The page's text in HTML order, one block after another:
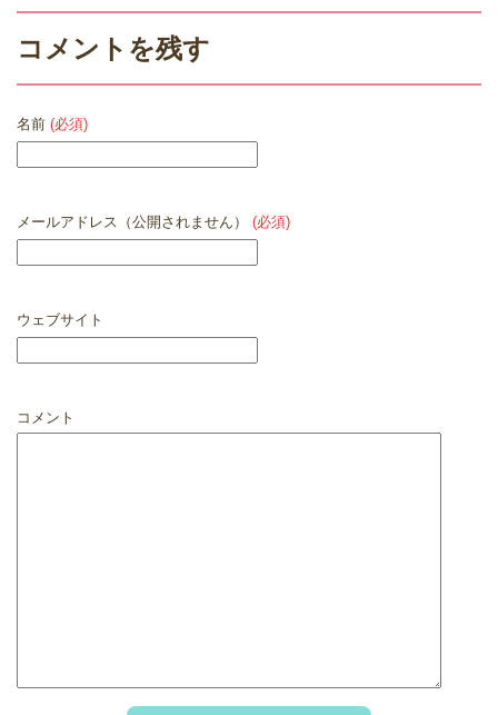
コメントを残す
名前 (必須)
メールアドレス（公開されません） (必須)
ウェブサイト
コメント